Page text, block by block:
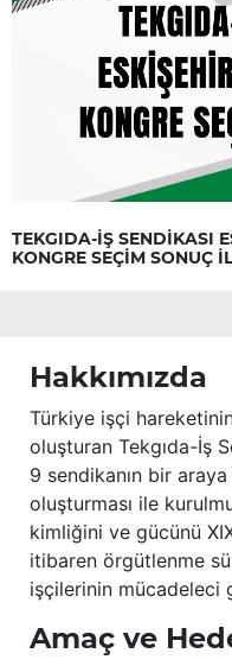
TEKGIDA-İŞ SENDİKASI
KONGRE SEÇİM SONUÇ
Hakkımızda
Türkiye işçi
oluşturan Tekgıda-İş
9 sendikanın bir
oluşturması ile
kimliğini ve gücünü
itibaren örgütlenme
işçilerinin mücadeleci
Amaç ve